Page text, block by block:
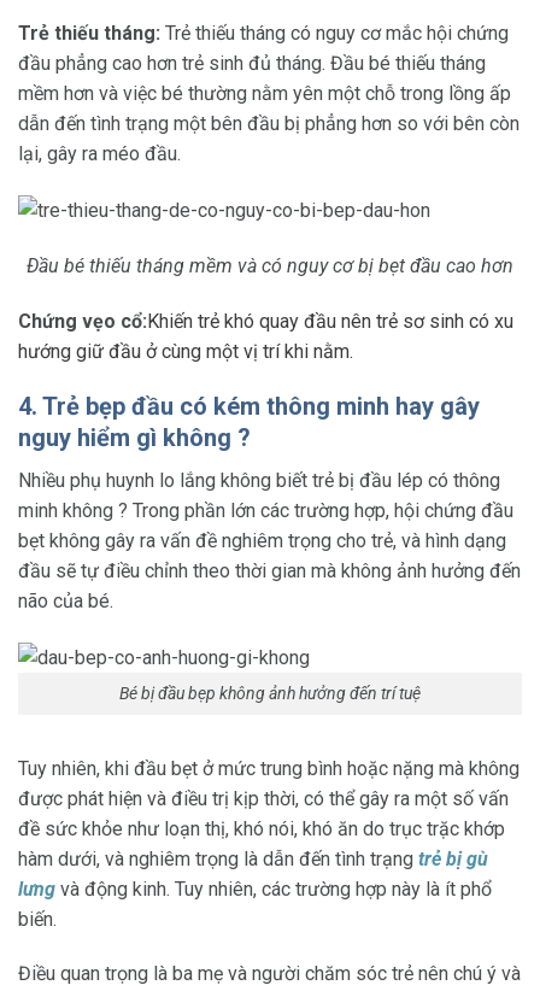
Trẻ thiếu tháng: Trẻ thiếu tháng có nguy cơ mắc hội chứng
đầu phẳng cao hơn trẻ sinh đủ tháng. Đầu bé thiếu tháng
mềm hơn và việc bé thường nằm yên một chỗ trong lồng ấp
dẫn đến tình trạng một bên đầu bị phẳng hơn so với bên còn
lại, gây ra méo đầu.
Đầu bé thiếu tháng mềm và có nguy cơ bị bẹt đầu cao hơn
Chứng vẹo cổ:Khiến trẻ khó quay đầu nên trẻ sơ sinh có xu
hướng giữ đầu ở cùng một vị trí khi nằm.
4. Trẻ bẹp đầu có kém thông minh hay gây
nguy hiểm gì không ?
Nhiều phụ huynh lo lắng không biết trẻ bị đầu lép có thông
minh không ? Trong phần lớn các trường hợp, hội chứng đầu
bẹt không gây ra vấn đề nghiêm trọng cho trẻ, và hình dạng
đầu sẽ tự điều chỉnh theo thời gian mà không ảnh hưởng đến
não của bé.
Bé bị đầu bẹp không ảnh hưởng đến trí tuệ
Tuy nhiên, khi đầu bẹt ở mức trung bình hoặc nặng mà không
được phát hiện và điều trị kịp thời, có thể gây ra một số vấn
đề sức khỏe như loạn thị, khó nói, khó ăn do trục trặc khớp
hàm dưới, và nghiêm trọng là dẫn đến tình trạng trẻ bị gù
lưng và động kinh. Tuy nhiên, các trường hợp này là ít phổ
biến.
Điều quan trọng là ba mẹ và người chăm sóc trẻ nên chú ý và